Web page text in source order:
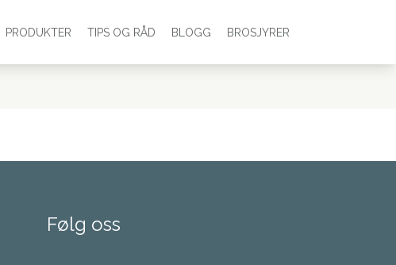
PRODUKTER TIPS OG RÅD BLOGG BROSJYRER
Følg oss